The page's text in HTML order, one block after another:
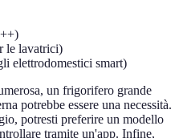
le lavatrici)
elettrodomestici smart)
un frigorifero grande
potrebbe essere una necessità.
potresti preferire un modello
tramite un'app. Infine,